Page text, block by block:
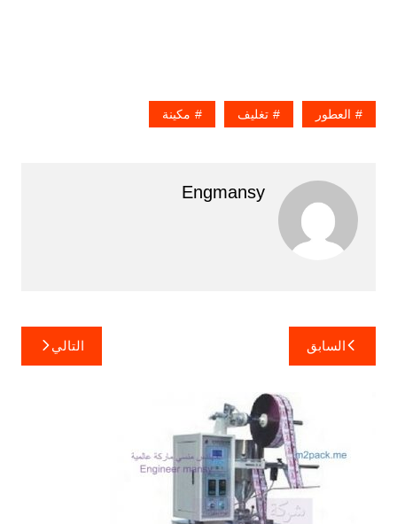
العطور تغليف مكينة
Engmansy
تصفّح
المقالات
السابق التالي